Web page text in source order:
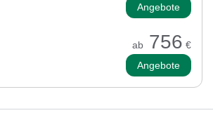
Angebote
ab 756 €
Angebote